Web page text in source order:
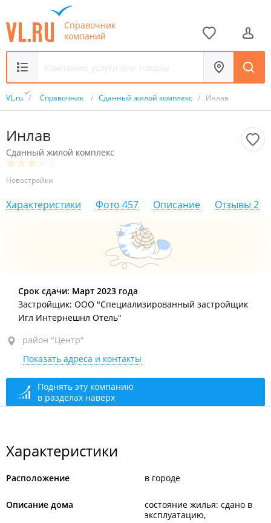
Справочник
компаний
VL.ru / Справочник / Сданный жилой комплекс / Инлав
Инлав
Сданный жилой комплекс
Новостройки
Характеристики Фото 457 Описание Отзывы 2
район "Центр", ул. Прапорщика Комарова, 34
Срок сдачи: Март 2023 года
Застройщик: ООО "Специализированный застройщик
Игл Интернешнл Отель"
район "Центр"
Показать адреса и контакты
Поднять эту компанию
в разделах наверх
Характеристики
Расположение в городе
Описание дома
состояние жилья: сдано в
эксплуатацию